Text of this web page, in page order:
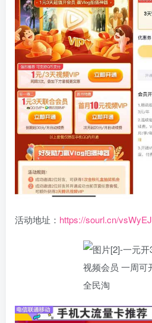
活动地址： https://sourl.cn/vsWyEJ